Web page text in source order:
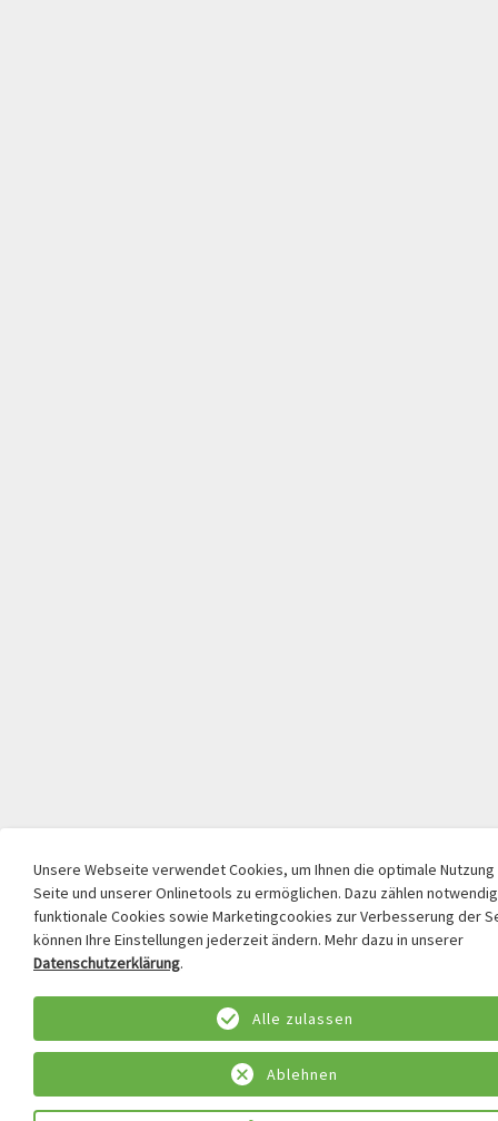
Unsere Webseite verwendet Cookies, um Ihnen die optimale
Seite und unserer Onlinetools zu ermöglichen. Dazu zählen
funktionale Cookies sowie Marketingcookies zur Verbesserung der
können Ihre Einstellungen jederzeit ändern. Mehr dazu in unserer
Datenschutzerklärung.
Ablehnen
Alle zulassen